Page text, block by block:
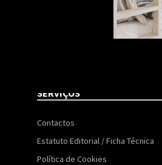
SERVIÇOS
Contactos
Estatuto Editorial / Ficha Técnica
Política de Cookies